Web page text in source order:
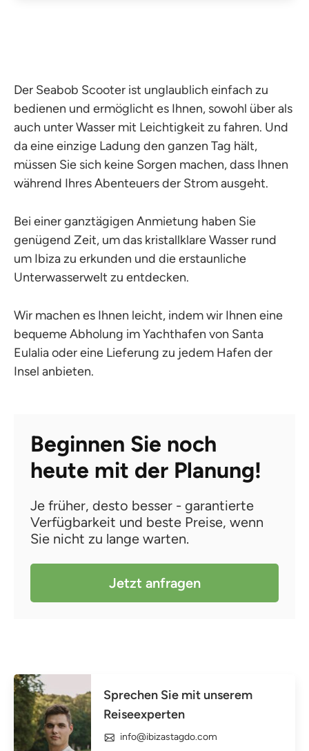
Der Seabob Scooter ist unglaublich einfach zu
bedienen und ermöglicht es Ihnen, sowohl über als
auch unter Wasser mit Leichtigkeit zu fahren. Und
da eine einzige Ladung den ganzen Tag hält,
müssen Sie sich keine Sorgen machen, dass Ihnen
während Ihres Abenteuers der Strom ausgeht.
Bei einer ganztägigen Anmietung haben Sie
genügend Zeit, um das kristallklare Wasser rund
um Ibiza zu erkunden und die erstaunliche
Unterwasserwelt zu entdecken.
Wir machen es Ihnen leicht, indem wir Ihnen eine
bequeme Abholung im Yachthafen von Santa
Eulalia oder eine Lieferung zu jedem Hafen der
Insel anbieten.
Beginnen Sie noch
heute mit der Planung!
Je früher, desto besser - garantierte
Verfügbarkeit und beste Preise, wenn
Sie nicht zu lange warten.
Jetzt anfragen
Sprechen Sie mit unserem
Reiseexperten
info@ibizastagdo.com